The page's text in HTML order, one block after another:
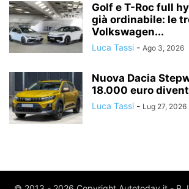
Golf e T-Roc full
già ordinabile: le
Volkswagen...
Luca Tassi - Ago 3, 2026
Nuova Dacia
18.000 euro
Luca Tassi - Lug 27, 2026